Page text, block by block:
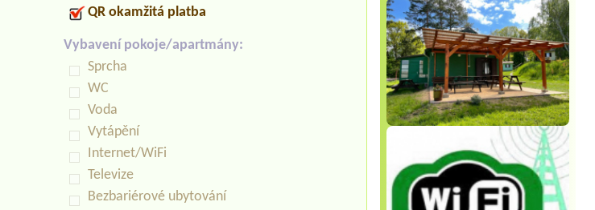
QR okamžitá platba
Vybavení pokoje/apartmány:
Sprcha
WC
Voda
Vytápění
Internet/WiFi
Televize
Bezbariérové ubytování